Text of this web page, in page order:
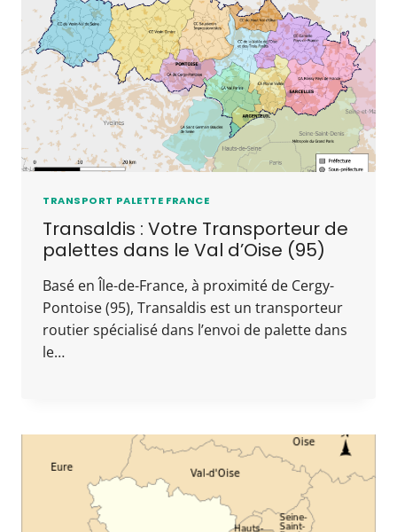
TRANSPORT PALETTE FRANCE
Transaldis : Votre Transporteur de
palettes dans le Val d’Oise (95)
Basé en Île-de-France, à proximité de Cergy-
Pontoise (95), Transaldis est un transporteur
routier spécialisé dans l’envoi de palette dans
le…